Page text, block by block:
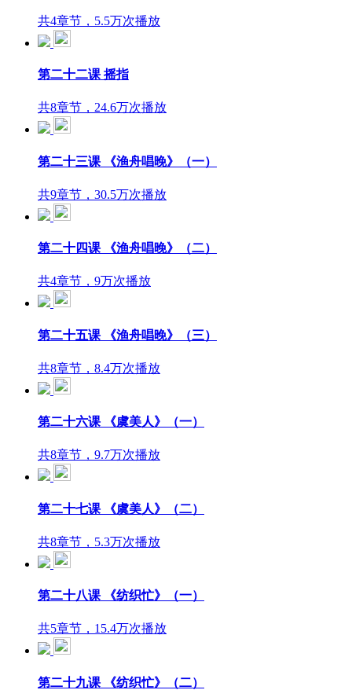
共4章节，5.5万次播放
第二十二课 摇指
共8章节，24.6万次播放
第二十三课 《渔舟唱晚》（一）
共9章节，30.5万次播放
第二十四课 《渔舟唱晚》（二）
共4章节，9万次播放
第二十五课 《渔舟唱晚》（三）
共8章节，8.4万次播放
第二十六课 《虞美人》（一）
共8章节，9.7万次播放
第二十七课 《虞美人》（二）
共8章节，5.3万次播放
第二十八课 《纺织忙》（一）
共5章节，15.4万次播放
第二十九课 《纺织忙》（二）